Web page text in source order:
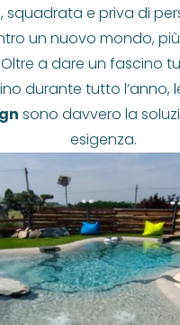
squadrata e priva di
un nuovo mondo,
a dare un fascino
durante tutto l’anno,
sono davvero la
esigenza.